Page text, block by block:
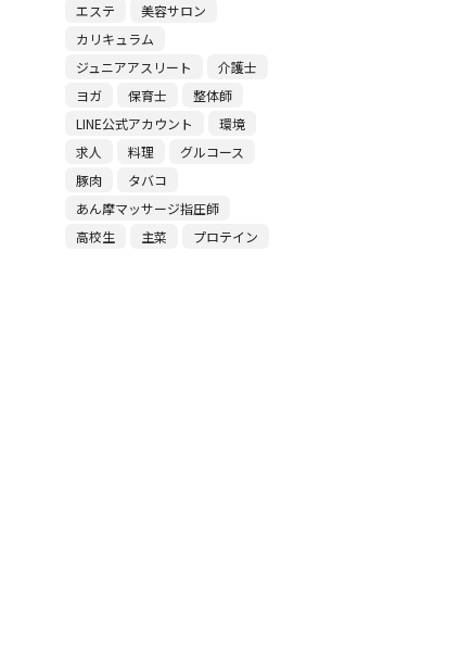
エステ
美容サロン
カリキュラム
ジュニアアスリート
介護士
ヨガ
保育士
整体師
LINE公式アカウント
環境
求人
料理
グルコース
豚肉
タバコ
あん摩マッサージ指圧師
高校生
主菜 プロテイン